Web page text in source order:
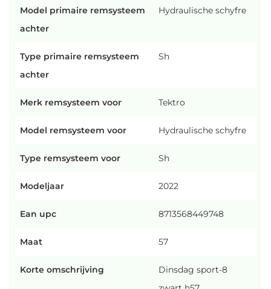
Model primaire remsysteem
achter
Hydraulische schyfre
Type primaire remsysteem
achter
Sh
Merk remsysteem voor Tektro
Model remsysteem voor Hydraulische schyfre
Type remsysteem voor Sh
Modeljaar 2022
Ean upc 8713568449748
Maat 57
Korte omschrijving
Dinsdag sport-8